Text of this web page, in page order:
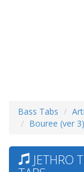
Bass Tabs
Bouree (ver
JETHRO